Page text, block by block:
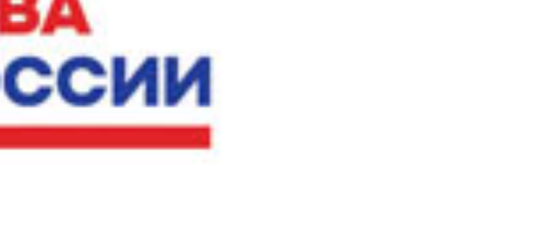
"Аз, буки, веди... "
В комиссии общеобразовательных дисциплин
"Аз, буки, веди... "
В честь празднования Дня славянской письменности
культуре.
Е.Корчагина, преподаватель Русского языка и литературы